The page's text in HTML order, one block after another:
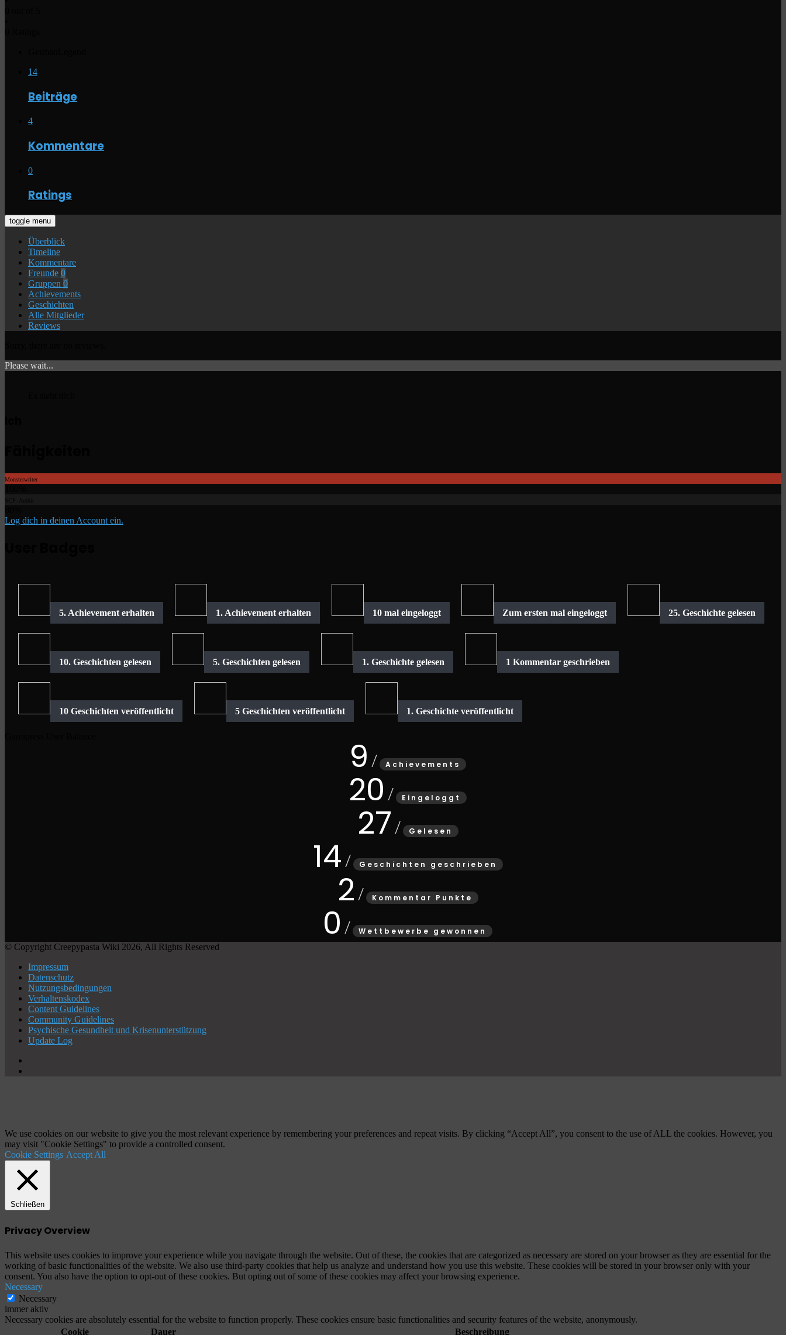
14
Beiträge
4
Kommentare
0
Ratings
toggle menu
Überblick
Timeline
Kommentare
Freunde 0
Gruppen 0
Achievements
Geschichten
Alle Mitglieder
Reviews
Please wait...
Monsterwriter
SCP- Authir
Log dich in deinen Account ein.
9 Achievements
20 Eingeloggt
27 Gelesen
14 Geschichten geschrieben
2 Kommentar Punkte
0
Wettbewerbe gewonnen
© Copyright Creepypasta Wiki 2026, All Rights Reserved
Impressum
Datenschutz
Nutzungsbedingungen
Verhaltenskodex
Content Guidelines
Community Guidelines
Psychische Gesundheit und Krisenunterstützung
Update Log
We use cookies on our website to give you the most relevant experience by remembering your preferences and repeat visits. By clicking “Accept All”, you consent to the use of ALL the cookies. However, you
may visit "Cookie Settings" to provide a controlled consent.
Cookie Settings Accept All
Schließen
Privacy Overview
This website uses cookies to improve your experience while you navigate through the website. Out of these, the cookies that are categorized as necessary are stored on your browser as they are essential for the
working of basic functionalities of the website. We also use third-party cookies that help us analyze and understand how you use this website. These cookies will be stored in your browser only with your
consent. You also have the option to opt-out of these cookies. But opting out of some of these cookies may affect your browsing experience.
Necessary
Necessary
immer aktiv
Necessary cookies are absolutely essential for the website to function properly. These cookies ensure basic functionalities and security features of the website, anonymously.
Cookie
Dauer Beschreibung